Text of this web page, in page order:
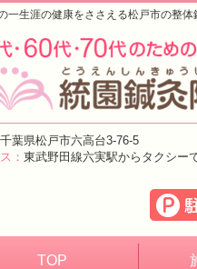
一生涯の健康をささえる松戸市の整
千葉県松戸市六高台3-76-5
： 東武野田線六実駅からタクシー
TOP